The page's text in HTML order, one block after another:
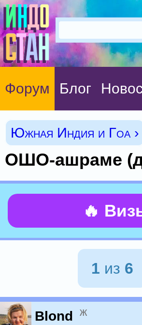
Форум Блог
Южная Индия и Гоа ›
ОШО-ашраме
🔥
1 из 6
Blond ж